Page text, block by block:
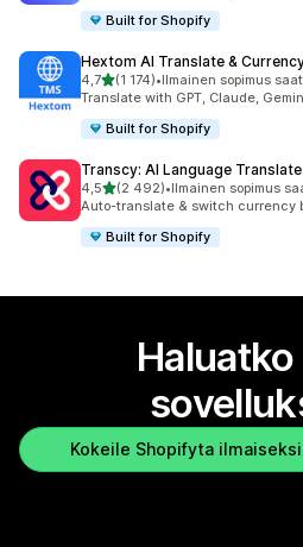
Built for Shopify
Hextom AI Translate &
4,7/ 5 tähteä
(1 174)
1174 arvostelua yhteensä
•Ilmainen sopimus
Translate with GPT, Claude,
Built for Shopify
Transcy: AI Language Translate
4,5/ 5 tähteä
(2 492)
2492 arvostelua yhteensä
•Ilmainen sopimus
Auto-translate & switch currency
Built for Shopify
Kokeile Shopifyta